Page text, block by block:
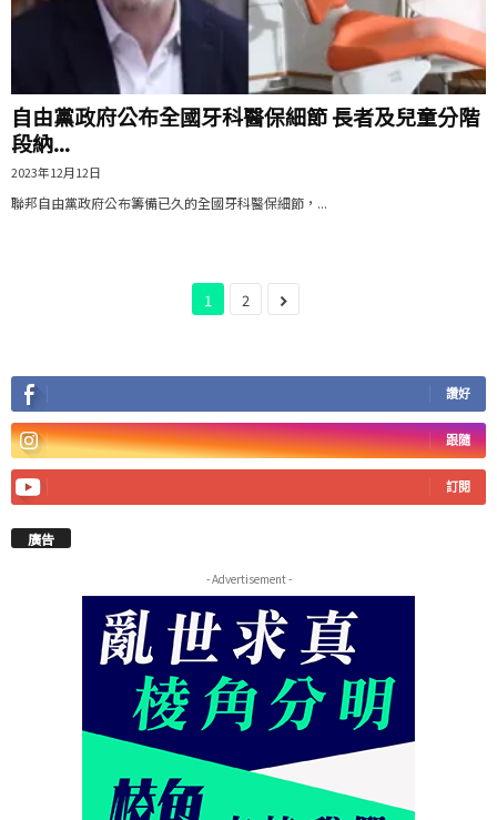
自由黨政府公布全國牙科醫保細節 長者及兒童分階
段納...
2023年12月12日
聯邦自由黨政府公布籌備已久的全國牙科醫保細節，...
1 2
讚好
跟隨
訂閱
廣告
- Advertisement -